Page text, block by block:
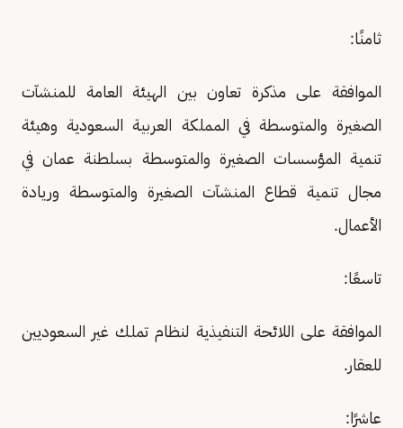
ثامنًا:
الموافقة على مذكرة تعاون بين الهيئة العامة للمنشآت
الصغيرة والمتوسطة في المملكة العربية السعودية وهيئة
تنمية المؤسسات الصغيرة والمتوسطة بسلطنة عمان في
مجال تنمية قطاع المنشآت الصغيرة والمتوسطة وريادة
الأعمال.
تاسعًا:
الموافقة على اللائحة التنفيذية لنظام تملك غير السعوديين
للعقار.
عاشرًا: